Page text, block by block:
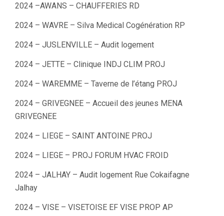
2024 –AWANS – CHAUFFERIES RD
2024 – WAVRE – Silva Medical Cogénération RP
2024 – JUSLENVILLE – Audit logement
2024 – JETTE – Clinique INDJ CLIM PROJ
2024 – WAREMME – Taverne de l’étang PROJ
2024 – GRIVEGNEE – Accueil des jeunes MENA
GRIVEGNEE
2024 – LIEGE – SAINT ANTOINE PROJ
2024 – LIEGE – PROJ FORUM HVAC FROID
2024 – JALHAY – Audit logement Rue Cokaifagne
Jalhay
2024 – VISE – VISETOISE EF VISE PROP AP